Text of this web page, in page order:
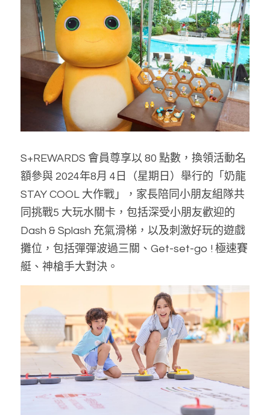
S+REWARDS 會員尊享以 80 點數，換領活動名
額參與 2024年8月 4日（星期日）舉行的「奶龍
STAY COOL 大作戰」，家長陪同小朋友組隊共
同挑戰5 大玩水關卡，包括深受小朋友歡迎的
Dash & Splash 充氣滑梯，以及刺激好玩的遊戲
攤位，包括彈彈波過三關、Get-set-go ! 極速賽
艇、神槍手大對決。